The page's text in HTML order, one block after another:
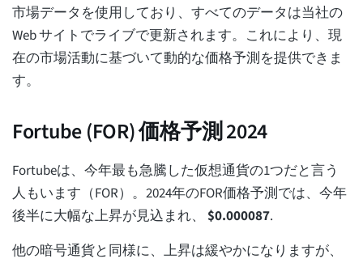
市場データを使用しており、すべてのデータは当社の
Web サイトでライブで更新されます。これにより、現
在の市場活動に基づいて動的な価格予測を提供できま
す。
Fortube (FOR) 価格予測 2024
Fortubeは、今年最も急騰した仮想通貨の1つだと言う
人もいます（FOR）。2024年のFOR価格予測では、今年
後半に大幅な上昇が見込まれ、 $0.000087.
他の暗号通貨と同様に、上昇は緩やかになりますが、